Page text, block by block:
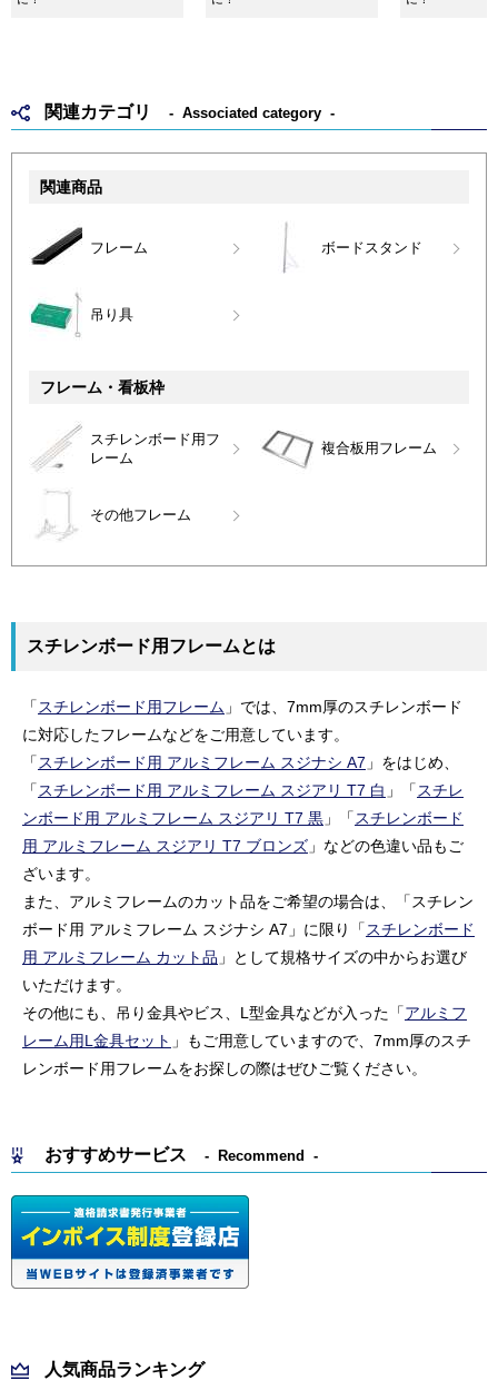
関連カテゴリ Associated category
関連商品
フレーム ボードスタンド
吊り具
フレーム・看板枠
スチレンボード用フ
レーム
複合板用フレーム
その他フレーム
スチレンボード用フレームとは
「 スチレンボード用フレーム 」では、7mm厚のスチレンボード
に対応したフレームなどをご用意しています。
「 スチレンボード用 アルミフレーム スジナシ A7 」をはじめ、
「 スチレンボード用 アルミフレーム スジアリ T7 白 」「 スチレ
ンボード用 アルミフレーム スジアリ T7 黒 」「 スチレンボード
用 アルミフレーム スジアリ T7 ブロンズ 」などの色違い品もご
ざいます。
また、アルミフレームのカット品をご希望の場合は、「スチレン
ボード用 アルミフレーム スジナシ A7」に限り「 スチレンボード
用 アルミフレーム カット品 」として規格サイズの中からお選び
いただけます。
その他にも、吊り金具やビス、L型金具などが入った「アルミフ
レーム用L金具セット 」もご用意していますので、7mm厚のスチ
レンボード用フレームをお探しの際はぜひご覧ください。
おすすめサービス Recommend
人気商品ランキング